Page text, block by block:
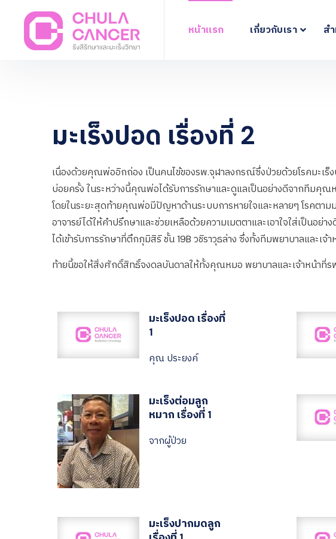
หน้าแรก เกี่ยวกับเรา ส
มะเร็งปอด เรื่องที่ 2
เนื่องด้วยคุณพ่ออิกถ่อง เป็นคนไข้ของรพ.จุฬาลงกรณ์ซึ่งป่วยด้วยโรคมะเร็
บ่อยครั้ง ในระหว่างนี้คุณพ่อได้รับการรักษาและดูแลเป็นอย่างดีจากทีมคุ
โดยในระยะสุดท้ายคุณพ่อมีปัญหาด้านระบบการหายใจและหลายๆ โรคตา
อาจารย์ได้ให้คำปรึกษาและช่วยเหลือด้วยความเมตตาและเอาใจใส่เป็น
ได้เข้ารับการรักษาที่ตึกภุมิสิริ ชั้น 19B วชิราวุธล่าง ซึ่งทั้งทีมพยาบาลและ
ท้ายนี้ขอให้สิ่งศักดิ์สิทธิ์จงดลบันดาลให้ทั้งคุณหมอ พยาบาลและเจ้าหน้าที่
มะเร็งปอด เรื่องที่
1
คุณ ประยงค์
มะเร็งต่อมลูก
หมาก เรื่องที่ 1
จากผู้ป่วย
มะเร็งปากมดลูก